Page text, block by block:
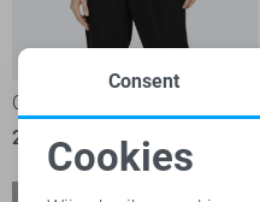
Only T-shirt
29,99
Noodzakelijke cookies
Consent
Cookies